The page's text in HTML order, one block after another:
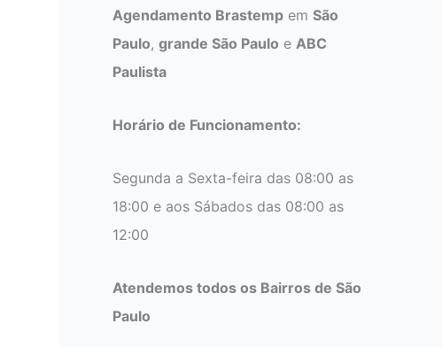
Agendamento Brastemp em São
Paulo, grande São Paulo e ABC
Paulista
Horário de Funcionamento:
Segunda a Sexta-feira das 08:00 as
18:00 e aos Sábados das 08:00 as
12:00
Atendemos todos os Bairros de São
Paulo